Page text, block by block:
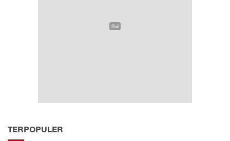
TERPOPULER